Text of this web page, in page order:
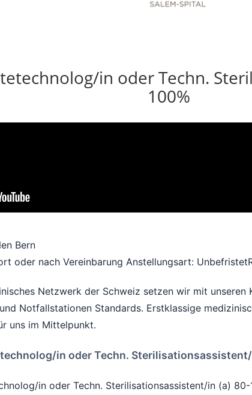
in oder Techn.
100%
Bern
oder nach Vereinbarung Anstellungsart: Unbefristet
Netzwerk der Schweiz setzen wir mit unseren
Notfallstationen Standards. Erstklassige
uns im Mittelpunkt.
in oder Techn.
in oder Techn. Sterilisationsassistent/in (a) 80-